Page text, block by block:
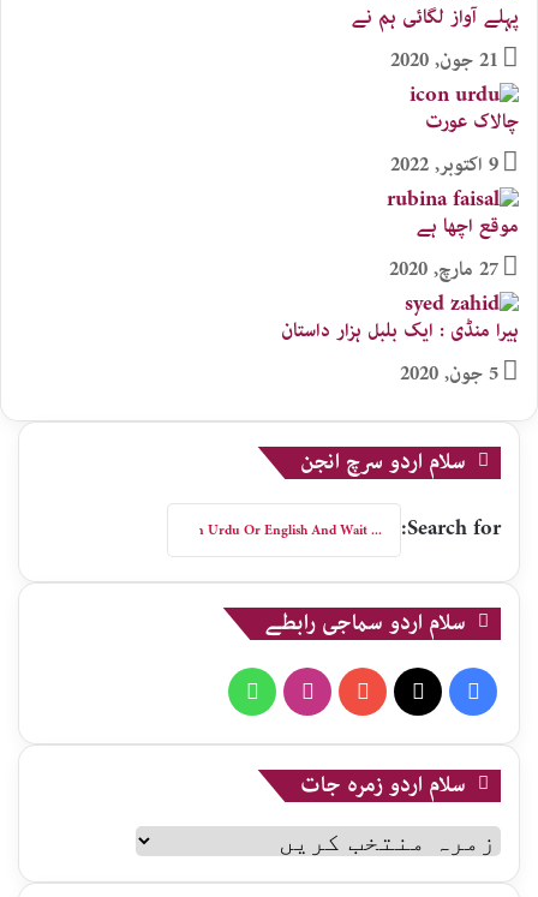
پہلے آواز لگائی ہم نے
21 جون, 2020
چالاک عورت
9 اکتوبر, 2022
موقع اچھا ہے
27 مارچ, 2020
ہیرا منڈی : ایک بلبل ہزار داستان
5 جون, 2020
سلام اردو سرچ انجن
Search for:
سلام اردو سماجی رابطے
Facebook
YouTube
Instagram
WhatsApp
سلام اردو زمرہ جات
سلام
اردو
زمرہ